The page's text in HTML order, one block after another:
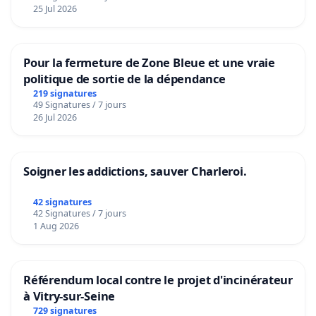
décembre 2024, la thématique "Création
ornements, des moulures, des volutes pour
libérer une créativité basée sur les sens,
redonner à la Ville un visage humain"
2021
Le pourvoi en cassation contre le permis de
décembre 2020, Monts 14 a fait un recours contre
un permis modificatif (caché à la connaissance du
25 Jul 2026
Pour la fermeture de Zone Bleue et une vraie
politique de sortie de la dépendance
219 signatures
49 Signatures / 7 jours
26 Jul 2026
Soigner les addictions, sauver Charleroi.
42 signatures
42 Signatures / 7 jours
1 Aug 2026
Référendum local contre le projet d'incinérateur
à Vitry-sur-Seine
729 signatures